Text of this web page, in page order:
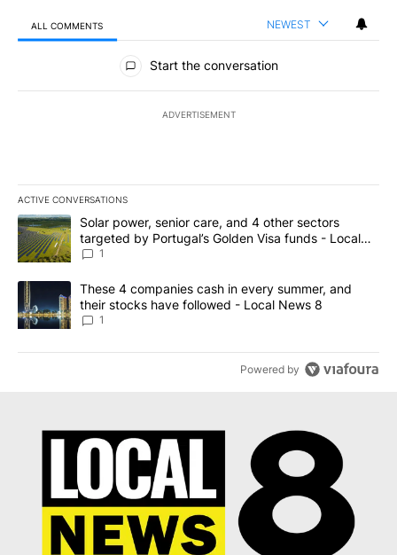
ALL COMMENTS NEWEST
All Comments
Start the conversation
ADVERTISEMENT
ACTIVE CONVERSATIONS
The following is a list of the most commented articles in the last
A trending article titled "Solar power, senior care, and 4 other
Solar power, senior care, and 4 other sectors
targeted by Portugal’s Golden Visa funds - Local
News 8
1
A trending article titled "These 4 companies cash in every
These 4 companies cash in every summer, and
their stocks have followed - Local News 8
1
Powered by